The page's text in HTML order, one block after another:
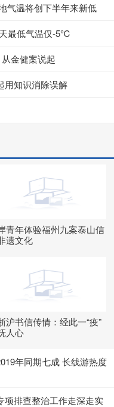
气温将创下半年来新低
最低气温仅-5℃
金健案说起
用知识消除误解
青年体验福州九案泰山信
遗文化
沪书信传情：经此一“疫”
人心
年同期七成 长线游热度
项排查整治工作走深走实